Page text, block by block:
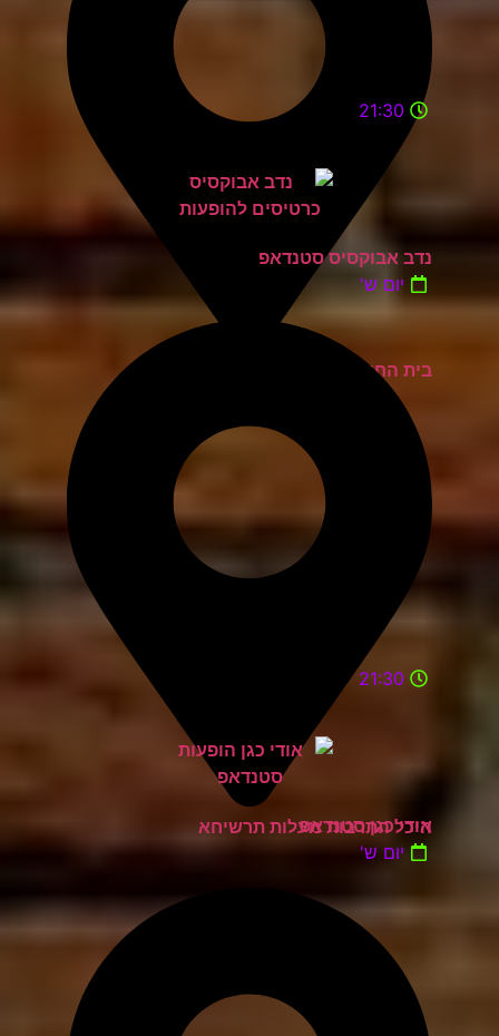
בית החייל תל אביב
21:30
נדב אבוקסיס סטנדאפ
יום ש'
היכל התרבות מעלות תרשיחא
21:30
אודי כגן סטנדאפ
יום ש'